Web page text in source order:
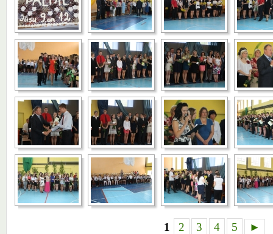
1 2 3 4 5 ►